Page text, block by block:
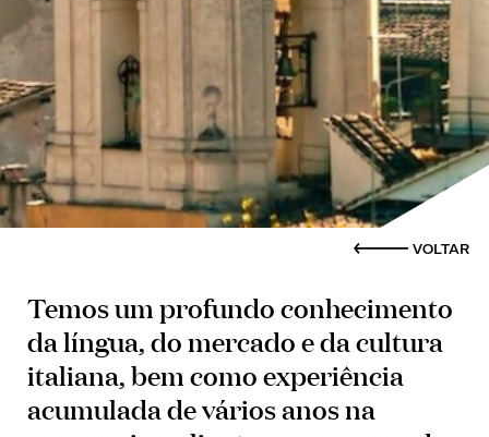
VOLTAR
Temos um profundo conhecimento
da língua, do mercado e da cultura
italiana, bem como experiência
acumulada de vários anos na